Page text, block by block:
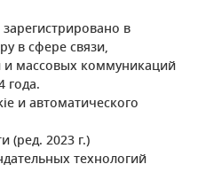
в
в сфере связи,
массовых коммуникаций
года.
и автоматического
(ред. 2023 г.)
технологий